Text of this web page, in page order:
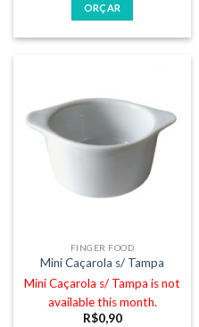
ORÇAR
FINGER FOOD
Mini Caçarola s/ Tampa
Mini Caçarola s/ Tampa is not
available this month.
R$0,90